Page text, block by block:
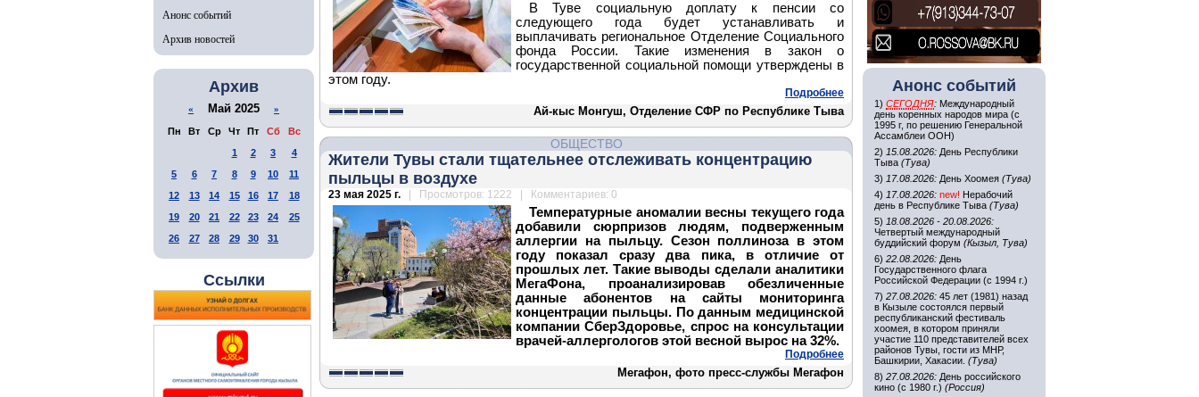
Анонс событий
Архив новостей
Архив
« Май 2025 »
Пн Вт Ср Чт Пт Сб
Вс
1
2 3
4
5
6 7 8 9 10
11
12
13 14 15 16 17
18
19
20 21 22 23 24
25
26
27 28 29 30 31
Ссылки
В Туве социальную доплату к пенсии со
следующего года будет устанавливать и
выплачивать региональное Отделение Социального
фонда России. Такие изменения в закон о
государственной социальной помощи утверждены в
этом году.
Подробнее
Ай-кыс Монгуш, Отделение СФР по Республике Тыва
ОБЩЕСТВО
Жители Тувы стали тщательнее отслеживать концентрацию
пыльцы в воздухе
23 мая 2025 г. | Просмотров: 1222 | Комментариев: 0
Температурные аномалии весны текущего года
добавили сюрпризов людям, подверженным
аллергии на пыльцу. Сезон поллиноза в этом
году показал сразу два пика, в отличие от
прошлых лет. Такие выводы сделали аналитики
МегаФона, проанализировав обезличенные
данные абонентов на сайты мониторинга
концентрации пыльцы. По данным медицинской
компании СберЗдоровье, спрос на консультации
врачей-аллергологов этой весной вырос на 32%.
Подробнее
Мегафон, фото пресс-службы Мегафон
Анонс событий
1) СЕГОДНЯ: Международный
день коренных народов мира (с
1995 г, по решению Генеральной
Ассамблеи ООН)
2) 15.08.2026: День Республики
Тыва (Тува)
3) 17.08.2026: День Хоомея (Тува)
4) 17.08.2026: new! Нерабочий
день в Республике Тыва (Тува)
5) 18.08.2026 - 20.08.2026:
Четвертый международный
буддийский форум (Кызыл, Тува)
6) 22.08.2026: День
Государственного флага
Российской Федерации (с 1994 г.)
7) 27.08.2026: 45 лет (1981) назад
в Кызыле состоялся первый
республиканский фестиваль
хоомея, в котором приняли
участие 110 представителей всех
районов Тувы, гости из МНР,
Башкирии, Хакасии. (Тува)
8) 27.08.2026: День российского
кино (с 1980 г.) (Россия)